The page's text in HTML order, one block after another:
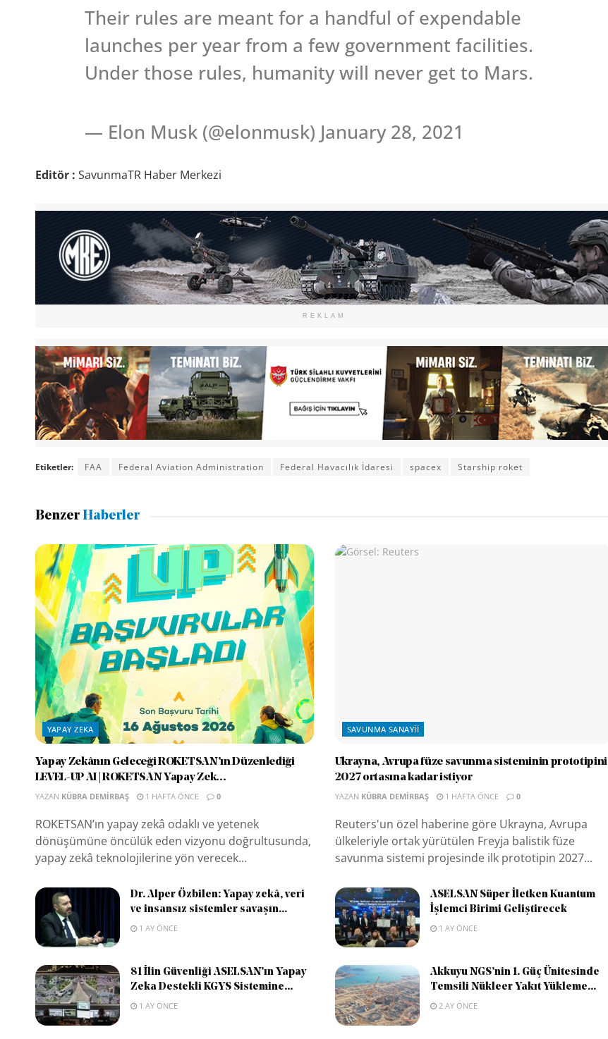
Their rules are meant for a handful of expendable
launches per year from a few government facilities.
Under those rules, humanity will never get to Mars.
— Elon Musk (@elonmusk) January 28, 2021
Editör : SavunmaTR Haber Merkezi
REKLAM
Etiketler: FAA Federal Aviation Administration Federal Havacılık İdaresi spacex Starship roket
BenzerHaberler
YAPAY ZEKA
Yapay Zekânın Geleceği ROKETSAN’ın Düzenlediği
LEVEL-UP AI | ROKETSAN Yapay Zek...
YAZAN KÜBRA DEMIRBAŞ 1 HAFTA ÖNCE 0
ROKETSAN’ın yapay zekâ odaklı ve yetenek
dönüşümüne öncülük eden vizyonu doğrultusunda,
yapay zekâ teknolojilerine yön verecek...
SAVUNMA SANAYII
Ukrayna, Avrupa füze savunma sisteminin prototipini
2027 ortasına kadar istiyor
YAZAN KÜBRA DEMIRBAŞ 1 HAFTA ÖNCE 0
Reuters'un özel haberine göre Ukrayna, Avrupa
ülkeleriyle ortak yürütülen Freyja balistik füze
savunma sistemi projesinde ilk prototipin 2027...
Dr. Alper Özbilen: Yapay zekâ, veri
ve insansız sistemler savaşın...
1 AY ÖNCE
ASELSAN Süper İletken Kuantum
İşlemci Birimi Geliştirecek
1 AY ÖNCE
81 İlin Güvenliği ASELSAN’ın Yapay
Zeka Destekli KGYS Sistemine...
1 AY ÖNCE
Akkuyu NGS’nin 1. Güç Ünitesinde
Temsili Nükleer Yakıt Yükleme...
2 AY ÖNCE